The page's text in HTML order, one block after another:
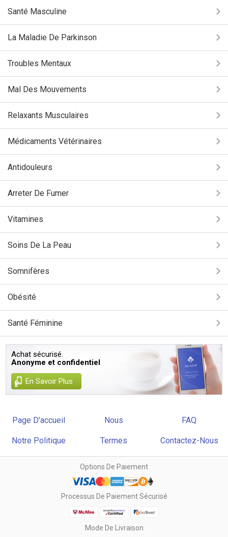
Santé Masculine
La Maladie De Parkinson
Troubles Mentaux
Mal Des Mouvements
Relaxants Musculaires
Médicaments Vétérinaires
Antidouleurs
Arreter De Fumer
Vitamines
Soins De La Peau
Somnifères
Obésité
Santé Féminine
Achat sécurisé.
Anonyme et confidentiel
En Savoir Plus
Page D'accueil Nous FAQ
Notre Politique Termes Contactez-Nous
Options De Paiement
Processus De Paiement Sécurisé
Mode De Livraison